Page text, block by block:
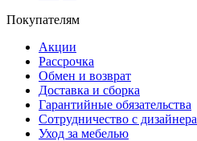
Покупателям
Акции
Рассрочка
Обмен и возврат
Доставка и сборка
Гарантийные обязательства
Сотрудничество с
Уход за мебелью